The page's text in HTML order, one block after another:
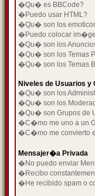
�Qu� es BBCode?
�Puedo usar HTML?
�Qu� son los
�Puedo colocar
�Qu� son los
�Qu� son los Temas
�Qu� son los Temas
Niveles de Usuarios y
�Qu� son los
�Qu� son los
�Qu� son Grupos de
�C�mo me uno a un
�C�mo me convierto
Mensajer�a Privada
�No puedo enviar
�Recibo
�He recibido spam o